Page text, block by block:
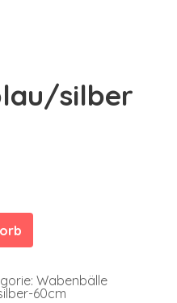
silber
Wabenbälle
60cm